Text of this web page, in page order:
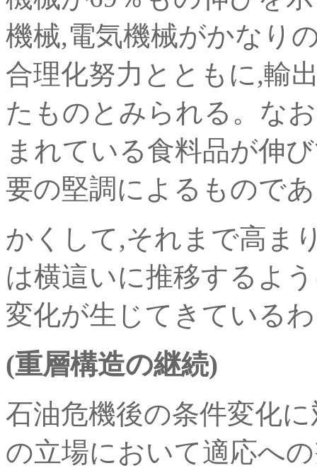
機械,電気機械がかなり
合理化努力とともに,輸
たものとみられる。な
まれている食料品が伸
要の堅調によるもので
かくして,それまで高ま
は横這いに推移するよ
変化が生じてきている
(重層構造の継続)
石油危機後の条件変化
の立場において適応へ